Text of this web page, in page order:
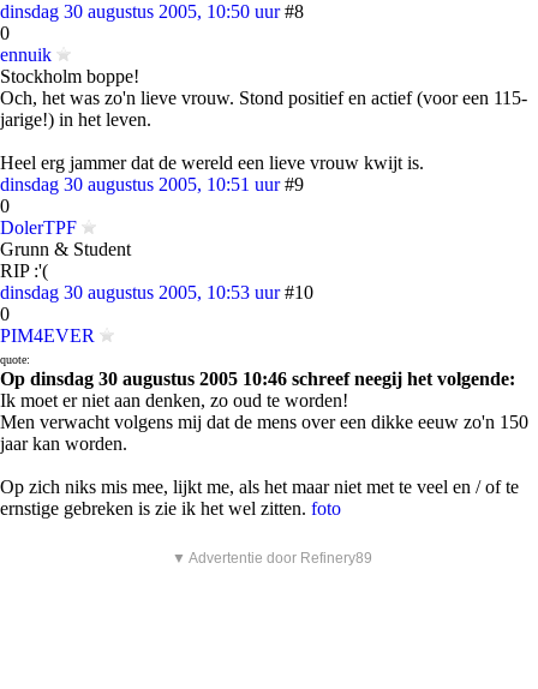
dinsdag 30 augustus 2005, 10:50 uur #8
0
ennuik
Stockholm boppe!
Och, het was zo'n lieve vrouw. Stond positief en actief (voor een 115-
jarige!) in het leven.
Heel erg jammer dat de wereld een lieve vrouw kwijt is.
dinsdag 30 augustus 2005, 10:51 uur #9
0
DolerTPF
Grunn & Student
RIP :'(
dinsdag 30 augustus 2005, 10:53 uur #10
0
PIM4EVER
quote:
Op dinsdag 30 augustus 2005 10:46 schreef neegij het volgende:
Ik moet er niet aan denken, zo oud te worden!
Men verwacht volgens mij dat de mens over een dikke eeuw zo'n 150
jaar kan worden.
Op zich niks mis mee, lijkt me, als het maar niet met te veel en / of te
ernstige gebreken is zie ik het wel zitten. foto
▼ Advertentie door Refinery89